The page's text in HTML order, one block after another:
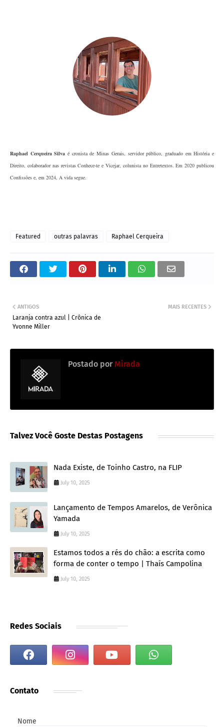
Raphael Cerqueira Silvaé cronista de Minas Gerais, servidor público, graduado em História e
Direito, colaborador nas revistas Conhece-te e Vicejar, colunista no Entretextos. Em 2020 publicou
Confissões e, em 2024, A vida segue.
Featured outras palavras Raphael Cerqueira
MAIS RECENTES
ANTIGOS
Laranja contra azul | Crônica de
Yvonne Miller
Postado por Mirada
Talvez Você Goste Destas Postagens
Nada Existe, de Toinho Castro, na FLIP
July 10, 2025
Lançamento de Tempos Amarelos, de Verônica
Yamada
July 10, 2025
Estamos todos a rés do chão: a escrita como
forma de conter o tempo | Thaís Campolina
July 10, 2025
Redes Sociais
Contato
Nome